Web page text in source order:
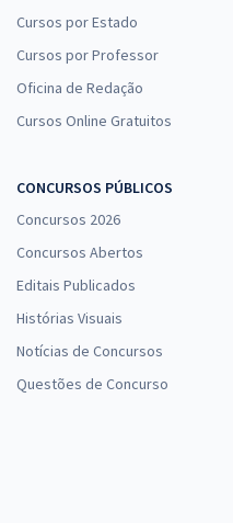
Cursos por Estado
Cursos por Professor
Oficina de Redação
Cursos Online Gratuitos
CONCURSOS PÚBLICOS
Concursos 2026
Concursos Abertos
Editais Publicados
Histórias Visuais
Notícias de Concursos
Questões de Concurso